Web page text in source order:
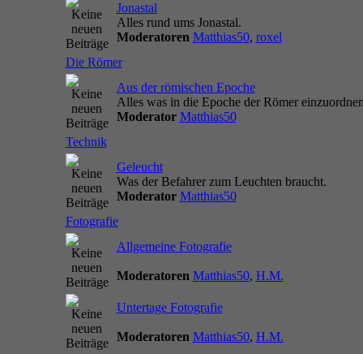
Jonastal
Alles rund ums Jonastal.
Moderatoren Matthias50, roxel
Die Römer
Aus der römischen Epoche
Alles was in die Epoche der Römer
Moderator Matthias50
Technik
Geleucht
Was der Befahrer zum Leuchten braucht.
Moderator Matthias50
Fotografie
Allgemeine Fotografie
Moderatoren Matthias50, H.M.
Untertage Fotografie
Moderatoren Matthias50, H.M.